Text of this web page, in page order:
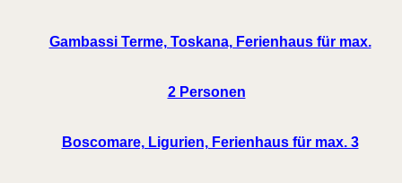
Gambassi Terme, Toskana, Ferienhaus für max.
2 Personen
Boscomare, Ligurien, Ferienhaus für max. 3